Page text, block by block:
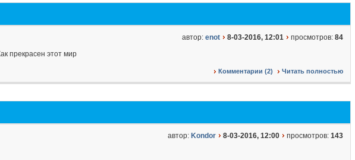
автор: enot 8-03-2016, 12:01 просмотров: 84
Комментарии (2) Читать полностью
автор: Kondor 8-03-2016, 12:00 просмотров: 143